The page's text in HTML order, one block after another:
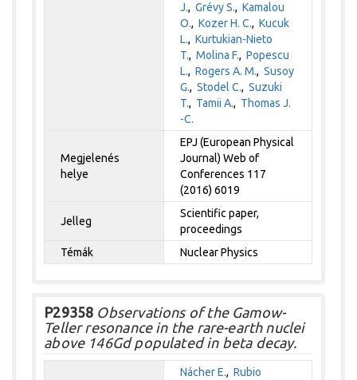
J.,Grévy S.,Kamalou
O.,Kozer H. C.,Kucuk
L.,Kurtukian-Nieto
T.,Molina F.,Popescu
L.,Rogers A. M.,Susoy
G.,Stodel C.,Suzuki
T., Tamii A., Thomas J.
-C.
Megjelenés
helye
EPJ (European Physical
Journal) Web of
Conferences 117
(2016) 6019
Jelleg
Scientific paper,
proceedings
Témák
Nuclear Physics
P29358 Observations of the Gamow-
Teller resonance in the rare-earth nuclei
above 146Gd populated in beta decay.
Nácher E.,Rubio